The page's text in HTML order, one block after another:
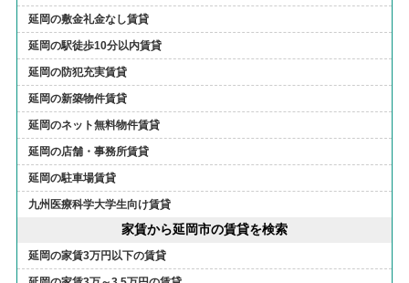
延岡の敷金礼金なし賃貸
延岡の駅徒歩10分以内賃貸
延岡の防犯充実賃貸
延岡の新築物件賃貸
延岡のネット無料物件賃貸
延岡の店舗・事務所賃貸
延岡の駐車場賃貸
九州医療科学大学生向け賃貸
家賃から延岡市の賃貸を検索
延岡の家賃3万円以下の賃貸